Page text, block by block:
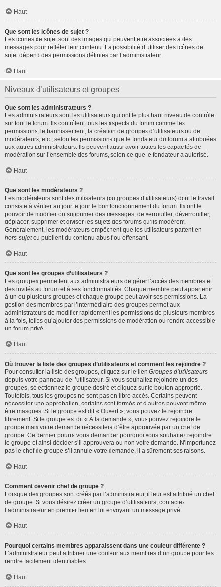
Haut
Que sont les icônes de sujet ?
Les icônes de sujet sont des images qui peuvent être associées à des
messages pour refléter leur contenu. La possibilité d’utiliser des icônes de
sujet dépend des permissions définies par l’administrateur.
Haut
Niveaux d’utilisateurs et groupes
Que sont les administrateurs ?
Les administrateurs sont les utilisateurs qui ont le plus haut niveau de contrôle
sur tout le forum. Ils contrôlent tous les aspects du forum comme les
permissions, le bannissement, la création de groupes d’utilisateurs ou de
modérateurs, etc., selon les permissions que le fondateur du forum a attribuées
aux autres administrateurs. Ils peuvent aussi avoir toutes les capacités de
modération sur l’ensemble des forums, selon ce que le fondateur a autorisé.
Haut
Que sont les modérateurs ?
Les modérateurs sont des utilisateurs (ou groupes d’utilisateurs) dont le travail
consiste à vérifier au jour le jour le bon fonctionnement du forum. Ils ont le
pouvoir de modifier ou supprimer des messages, de verrouiller, déverrouiller,
déplacer, supprimer et diviser les sujets des forums qu’ils modèrent.
Généralement, les modérateurs empêchent que les utilisateurs partent en
hors-sujetou publient du contenu abusif ou offensant.
Haut
Que sont les groupes d’utilisateurs ?
Les groupes permettent aux administrateurs de gérer l’accès des membres et
des invités au forum et à ses fonctionnalités. Chaque membre peut appartenir
à un ou plusieurs groupes et chaque groupe peut avoir ses permissions. La
gestion des membres par l’intermédiaire des groupes permet aux
administrateurs de modifier rapidement les permissions de plusieurs membres
à la fois, telles qu’ajouter des permissions de modération ou rendre accessible
un forum privé.
Haut
Où trouver la liste des groupes d’utilisateurs et comment les rejoindre ?
Pour consulter la liste des groupes, cliquez sur le lien Groupes d’utilisateurs
depuis votre panneau de l’utilisateur. Si vous souhaitez rejoindre un des
groupes, sélectionnez le groupe désiré et cliquez sur le bouton approprié.
Toutefois, tous les groupes ne sont pas en libre accès. Certains peuvent
nécessiter une approbation, certains sont fermés et d’autres peuvent même
être masqués. Si le groupe est dit « Ouvert », vous pouvez le rejoindre
librement. Si le groupe est dit « À la demande », vous pouvez rejoindre le
groupe mais votre demande nécessitera d’être approuvée par un chef de
groupe. Ce dernier pourra vous demander pourquoi vous souhaitez rejoindre
le groupe et ainsi décider s’il approuvera ou non votre demande. N’importunez
pas le chef de groupe s’il annule votre demande, il a sûrement ses raisons.
Haut
Comment devenir chef de groupe ?
Lorsque des groupes sont créés par l’administrateur, il leur est attribué un chef
de groupe. Si vous désirez créer un groupe d’utilisateurs, contactez
l’administrateur en premier lieu en lui envoyant un message privé.
Haut
Pourquoi certains membres apparaissent dans une couleur différente ?
L’administrateur peut attribuer une couleur aux membres d’un groupe pour les
rendre facilement identifiables.
Haut